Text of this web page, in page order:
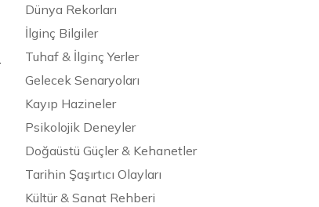
Dünya Rekorları
İlginç Bilgiler
Tuhaf & İlginç Yerler
Gelecek Senaryoları
Kayıp Hazineler
Psikolojik Deneyler
Doğaüstü Güçler & Kehanetler
Tarihin Şaşırtıcı Olayları
Kültür & Sanat Rehberi